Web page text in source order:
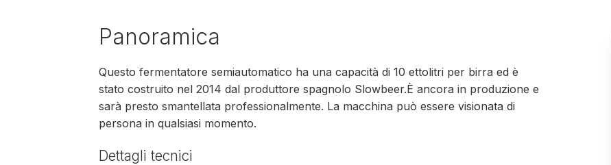
Panoramica
Questo fermentatore semiautomatico ha una capacità di 10 ettolitri per birra ed è
stato costruito nel 2014 dal produttore spagnolo Slowbeer.È ancora in produzione e
sarà presto smantellata professionalmente. La macchina può essere visionata di
persona in qualsiasi momento.
Dettagli tecnici